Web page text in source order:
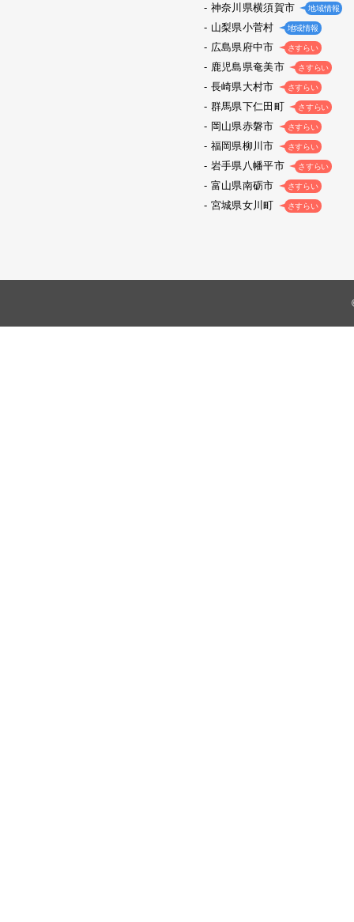
神奈川県横須賀市 地域情報
山梨県小菅村 地域情報
広島県府中市 さすらい
鹿児島県奄美市 さすらい
長崎県大村市 さすらい
群馬県下仁田町 さすらい
岡山県赤磐市 さすらい
福岡県柳川市 さすらい
岩手県八幡平市 さすらい
富山県南砺市 さすらい
宮城県女川町 さすらい